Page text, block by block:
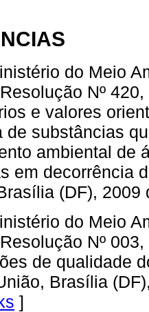
do Meio
Nº
e valores
de substâncias
ambiental de
em decorrência
(DF), 2009
do Meio
Nº
de qualidade
Brasília
]